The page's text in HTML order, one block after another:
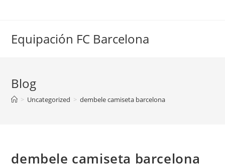
Equipación FC Barcelona
Blog
> Uncategorized > dembele camiseta barcelona
dembele camiseta barcelona